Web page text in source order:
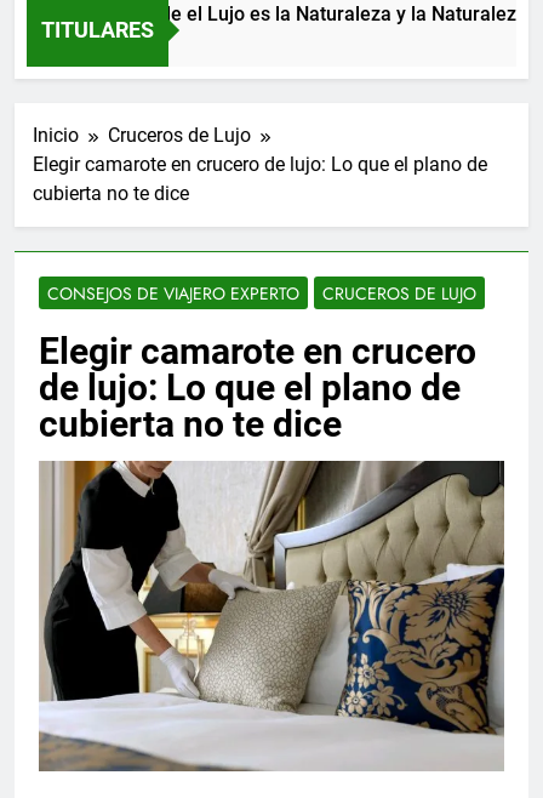
TITULARES
Rica: donde el Lujo es la Naturaleza y la Naturaleza es
Atrás
Inicio
Cruceros de Lujo
Elegir camarote en crucero de lujo: Lo que el plano de
cubierta no te dice
CONSEJOS DE VIAJERO EXPERTO CRUCEROS DE LUJO
Elegir camarote en crucero
de lujo: Lo que el plano de
cubierta no te dice